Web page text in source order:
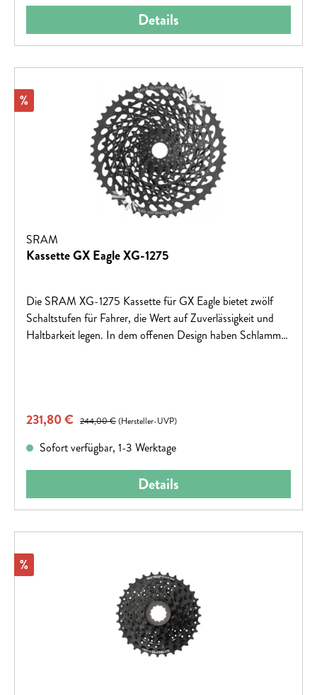
Details
Rabatt
%
SRAM
Kassette GX Eagle XG-1275
Die SRAM XG-1275 Kassette für GX Eagle bietet zwölf
Schaltstufen für Fahrer, die Wert auf Zuverlässigkeit und
Haltbarkeit legen. In dem offenen Design haben Schlamm
Selbstreinigung, reibungslosem Schalten und hoher
Bandbreite, die auch an härtesten Anstiegen den richtigen
Gang für Dich bereithält. Oder möchtest Du auf ein
größeres Kettenblatt umsteigen und so höhere
Verkaufspreis:
231,80 € Regulärer Preis:
244,00 €(Hersteller-UVP)
Sofort verfügbar, 1-3 Werktage
Details
Rabatt
%